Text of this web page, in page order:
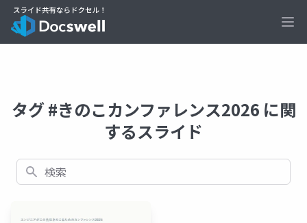
タグ #きのこカンファレンス2026 に関
するスライド
検索